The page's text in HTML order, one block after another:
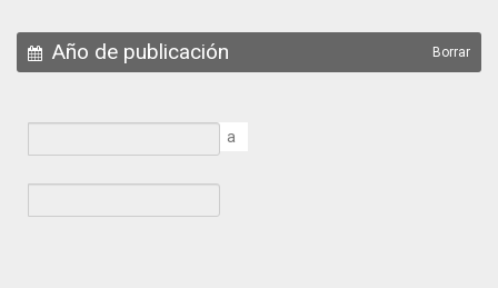
Año de publicación Borrar
a